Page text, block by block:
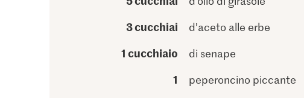
3 cucchiai d’aceto alle erbe
1 cucchiaio di senape
1 peperoncino piccante